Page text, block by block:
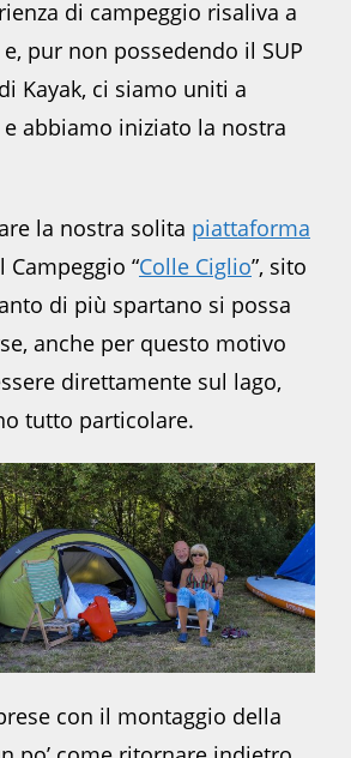
di campeggio risaliva a
pur non possedendo il SUP
Kayak, ci siamo uniti a
e abbiamo iniziato la nostra
la nostra solita piattaforma
“Colle Ciglio”, sito
di più spartano si possa
anche per questo motivo
direttamente sul lago,
tutto particolare.
con il montaggio della